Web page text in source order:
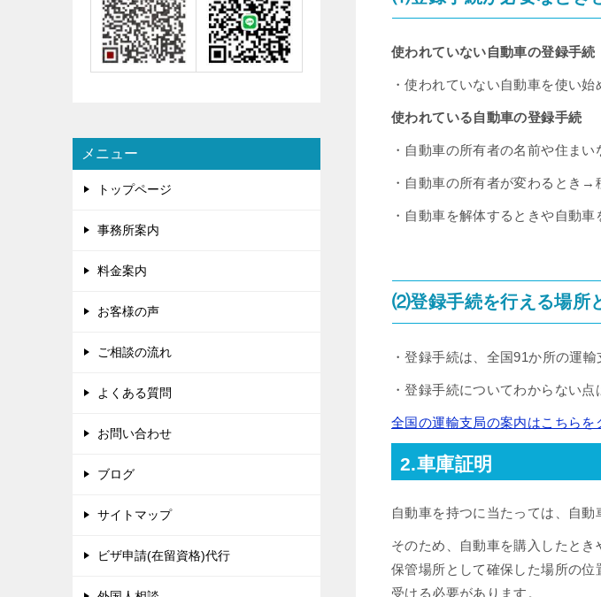
使われていない自動車の登録手続
・使われていない自動車を使い
使われている自動車の登録手続
・自動車の所有者の名前や住ま
・自動車の所有者が変わるとき→
・自動車を解体するときや自動
⑵登録手続を行える場所
・登録手続は、全国91か所の運
・登録手続についてわからない
全国の運輸支局の案内はこちらを
2.車庫証明
自動車を持つに当たっては、自動
そのため、自動車を購入したと
保管場所として確保した場所の
受ける必要があります。
メニュー
トップページ
事務所案内
料金案内
お客様の声
ご相談の流れ
よくある質問
お問い合わせ
ブログ
サイトマップ
ビザ申請(在留資格)代行